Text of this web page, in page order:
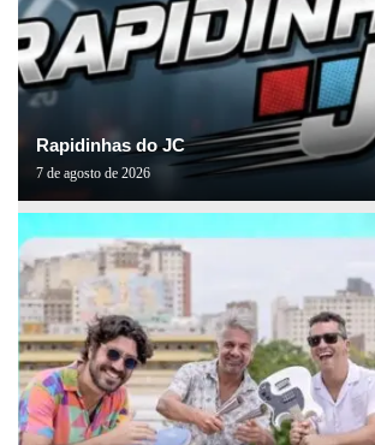
Rapidinhas do JC
7 de agosto de 2026